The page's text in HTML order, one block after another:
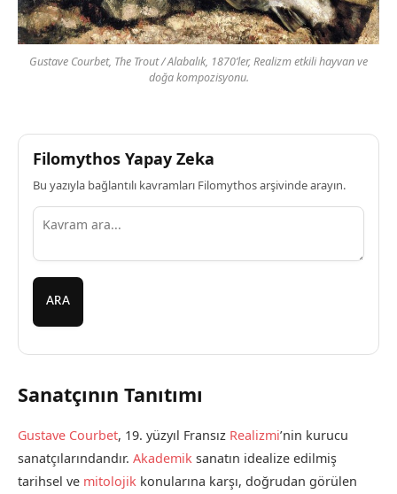
Gustave Courbet, The Trout / Alabalık, 1870’ler, Realizm etkili hayvan ve
doğa kompozisyonu.
Filomythos Yapay Zeka
Bu yazıyla bağlantılı kavramları Filomythos arşivinde arayın.
ARA
Sanatçının Tanıtımı
Gustave Courbet, 19. yüzyıl Fransız Realizmi’nin kurucu
sanatçılarındandır. Akademik sanatın idealize edilmiş
tarihsel ve mitolojik konularına karşı, doğrudan görülen